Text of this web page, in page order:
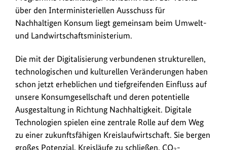
über den Interministeriellen Ausschuss für
Nachhaltigen Konsum liegt gemeinsam beim Umwelt-
und Landwirtschaftsministerium.
Die mit der Digitalisierung verbundenen strukturellen,
technologischen und kulturellen Veränderungen haben
schon jetzt erheblichen und tiefgreifenden Einfluss auf
unsere Konsumgesellschaft und deren potentielle
Ausgestaltung in Richtung Nachhaltigkeit. Digitale
Technologien spielen eine zentrale Rolle auf dem Weg
zu einer zukunftsfähigen Kreislaufwirtschaft. Sie bergen
großes Potenzial, Kreisläufe zu schließen, CO₂-